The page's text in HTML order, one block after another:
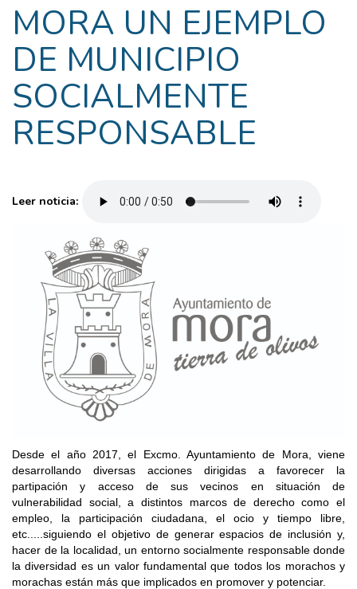
MORA UN EJEMPLO
DE MUNICIPIO
SOCIALMENTE
RESPONSABLE
Leer noticia:
Desde el año 2017, el Excmo. Ayuntamiento de Mora, viene
desarrollando diversas acciones dirigidas a favorecer la
partipación y acceso de sus vecinos en situación de
vulnerabilidad social, a distintos marcos de derecho como el
empleo, la participación ciudadana, el ocio y tiempo libre,
etc.....siguiendo el objetivo de generar espacios de inclusión y,
hacer de la localidad, un entorno socialmente responsable donde
la diversidad es un valor fundamental que todos los morachos y
morachas están más que implicados en promover y potenciar.